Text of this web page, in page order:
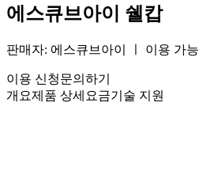
에스큐브아이 쉘캅
판매자: 에스큐브아이 이용 가능
이용 신청문의하기
개요제품 상세 요금기술 지원